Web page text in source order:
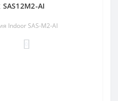
AI
Indoor SAS-M2-AI